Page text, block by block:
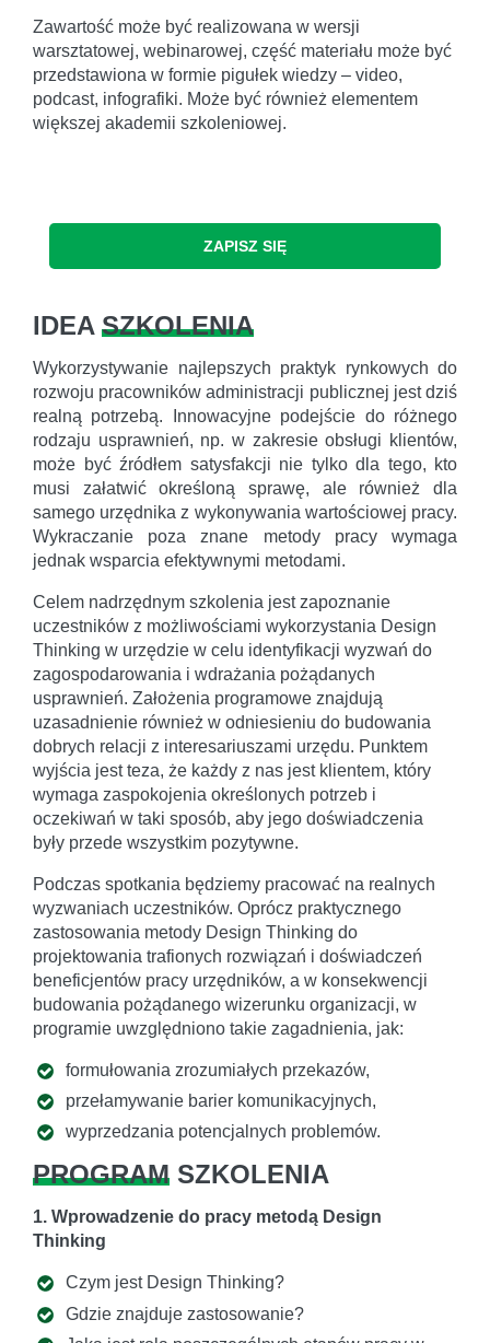
Zawartość może być realizowana w wersji
warsztatowej, webinarowej, część materiału może być
przedstawiona w formie pigułek wiedzy – video,
podcast, infografiki. Może być również elementem
większej akademii szkoleniowej.
ZAPISZ SIĘ
IDEA SZKOLENIA
Wykorzystywanie najlepszych praktyk rynkowych do
rozwoju pracowników administracji publicznej jest dziś
realną potrzebą. Innowacyjne podejście do różnego
rodzaju usprawnień, np. w zakresie obsługi klientów,
może być źródłem satysfakcji nie tylko dla tego, kto
musi załatwić określoną sprawę, ale również dla
samego urzędnika z wykonywania wartościowej pracy.
Wykraczanie poza znane metody pracy wymaga
jednak wsparcia efektywnymi metodami.
Celem nadrzędnym szkolenia jest zapoznanie
uczestników z możliwościami wykorzystania Design
Thinking w urzędzie w celu identyfikacji wyzwań do
zagospodarowania i wdrażania pożądanych
usprawnień. Założenia programowe znajdują
uzasadnienie również w odniesieniu do budowania
dobrych relacji z interesariuszami urzędu. Punktem
wyjścia jest teza, że każdy z nas jest klientem, który
wymaga zaspokojenia określonych potrzeb i
oczekiwań w taki sposób, aby jego doświadczenia
były przede wszystkim pozytywne.
Podczas spotkania będziemy pracować na realnych
wyzwaniach uczestników. Oprócz praktycznego
zastosowania metody Design Thinking do
projektowania trafionych rozwiązań i doświadczeń
beneficjentów pracy urzędników, a w konsekwencji
budowania pożądanego wizerunku organizacji, w
programie uwzględniono takie zagadnienia, jak:
formułowania zrozumiałych przekazów,
przełamywanie barier komunikacyjnych,
wyprzedzania potencjalnych problemów.
PROGRAM SZKOLENIA
1. Wprowadzenie do pracy metodą Design
Thinking
Czym jest Design Thinking?
Gdzie znajduje zastosowanie?